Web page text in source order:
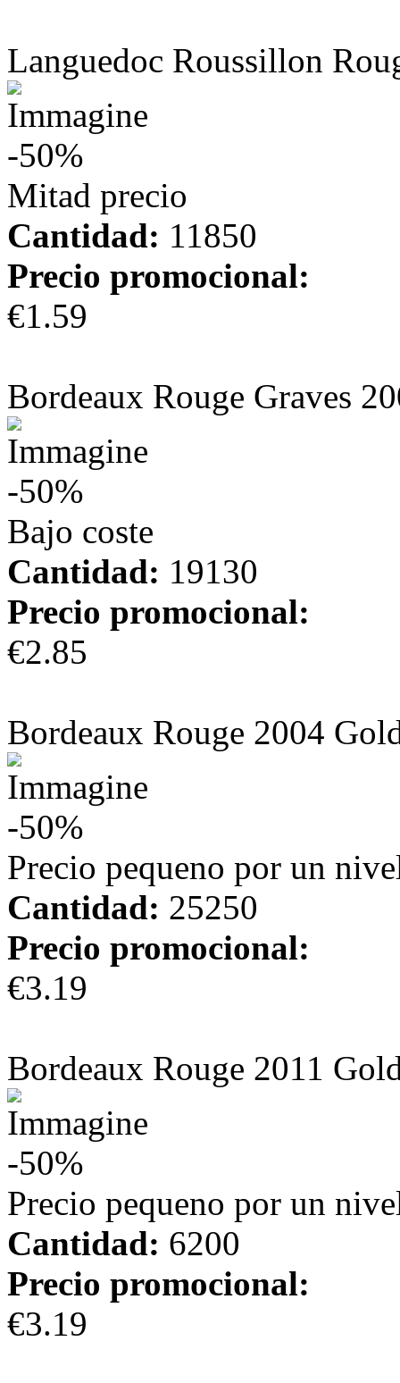
Languedoc Roussillon
-50%
Mitad precio
Cantidad: 11850
Precio promocional:
€1.59
Bordeaux Rouge Graves
-50%
Bajo coste
Cantidad: 19130
Precio promocional:
€2.85
Bordeaux Rouge 2004
-50%
Precio pequeno por un
Cantidad: 25250
Precio promocional:
€3.19
Bordeaux Rouge 2011
-50%
Precio pequeno por un
Cantidad: 6200
Precio promocional:
€3.19